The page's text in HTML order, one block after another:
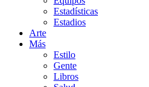
Estadísticas
Estadios
Arte
Más
Estilo
Gente
Libros